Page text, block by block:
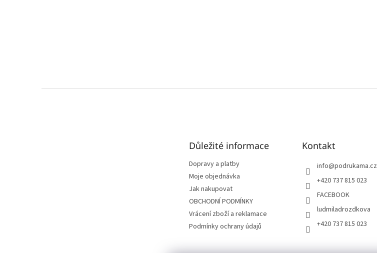
Důležité informace
Dopravy a platby
Moje objednávka
Jak nakupovat
OBCHODNÍ PODMÍNKY
Vrácení zboží a reklamace
Podmínky ochrany údajů
Kontakt
info@podrukama.cz
+420 737 815 023
FACEBOOK
ludmiladrozdkova
+420 737 815 023